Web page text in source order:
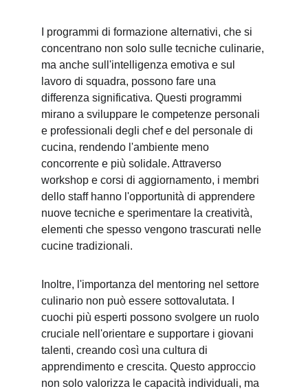
I programmi di formazione alternativi, che si
concentrano non solo sulle tecniche culinarie,
ma anche sull'intelligenza emotiva e sul
lavoro di squadra, possono fare una
differenza significativa. Questi programmi
mirano a sviluppare le competenze personali
e professionali degli chef e del personale di
cucina, rendendo l'ambiente meno
concorrente e più solidale. Attraverso
workshop e corsi di aggiornamento, i membri
dello staff hanno l'opportunità di apprendere
nuove tecniche e sperimentare la creatività,
elementi che spesso vengono trascurati nelle
cucine tradizionali.
Inoltre, l'importanza del mentoring nel settore
culinario non può essere sottovalutata. I
cuochi più esperti possono svolgere un ruolo
cruciale nell'orientare e supportare i giovani
talenti, creando così una cultura di
apprendimento e crescita. Questo approccio
non solo valorizza le capacità individuali, ma